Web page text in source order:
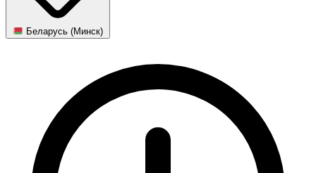
Беларусь (Минск)